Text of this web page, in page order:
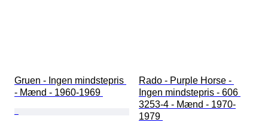
Gruen - Ingen mindstepris
- Mænd - 1960-1969
Rado - Purple Horse -
Ingen mindstepris - 606
3253-4 - Mænd - 1970-
1979